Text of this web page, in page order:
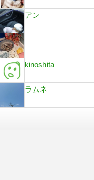
アン
kinoshita
ラムネ